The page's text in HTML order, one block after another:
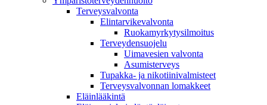
Terveysvalvonta
Elintarvikevalvonta
Ruokamyrkytysilmoitus
Terveydensuojelu
Uimavesien valvonta
Asumisterveys
Tupakka- ja nikotiinivalmisteet
Terveysvalvonnan lomakkeet
Eläinlääkintä